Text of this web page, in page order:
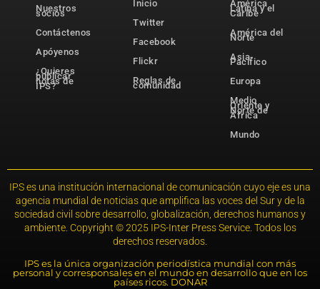
Nuestros
socios
Contáctenos
Apóyenos
¿Quieres
publicar
notas de
IPS?
Inicio
Twitter
Facebook
Flickr
Reglas de
comunidad
América
Latina y el
Caribe
América del
Norte
Asia-
Pacífico
Europa
Medio
Oriente y
Norte de
África
Mundo
IPS es una institución internacional de comunicación cuyo eje es una
agencia mundial de noticias que amplifica las voces del Sur y de la
sociedad civil sobre desarrollo, globalización, derechos humanos y
ambiente. Copyright © 2025 IPS-Inter Press Service. Todos los
derechos reservados.
IPS es la única organización periodística mundial con más
personal y corresponsales en el mundo en desarrollo que en los
países ricos. DONAR